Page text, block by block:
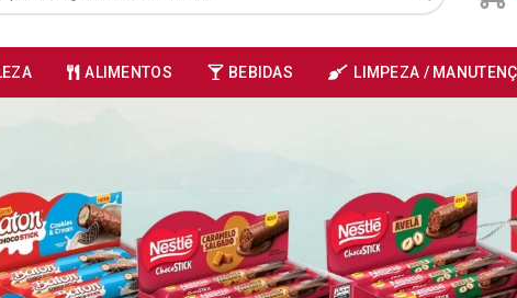
ALIMENTOS BEBIDAS LIMPEZA /